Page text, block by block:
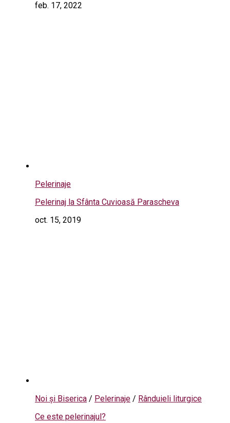
feb. 17, 2022
Pelerinaje
Pelerinaj la Sfânta Cuvioasă Parascheva
oct. 15, 2019
Noi și Biserica / Pelerinaje / Rânduieli liturgice
Ce este pelerinajul?